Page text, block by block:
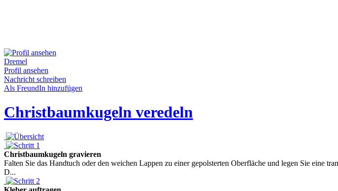
Dremel
Profil ansehen
Nachricht schreiben
Als FreundIn hinzufügen
Christbaumkugeln veredeln
Christbaumkugeln gravieren
Falten Sie das Handtuch oder den weichen Lappen zu einer gepolsterten Oberfläche und legen Sie eine
D...